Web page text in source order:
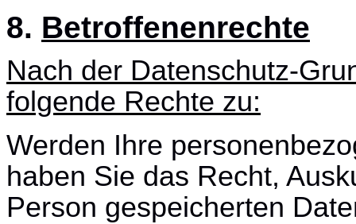
8. Betroffenenrechte
Nach der Datenschutz-
folgende Rechte zu:
Werden Ihre
haben Sie das Recht,
Person gespeicherten